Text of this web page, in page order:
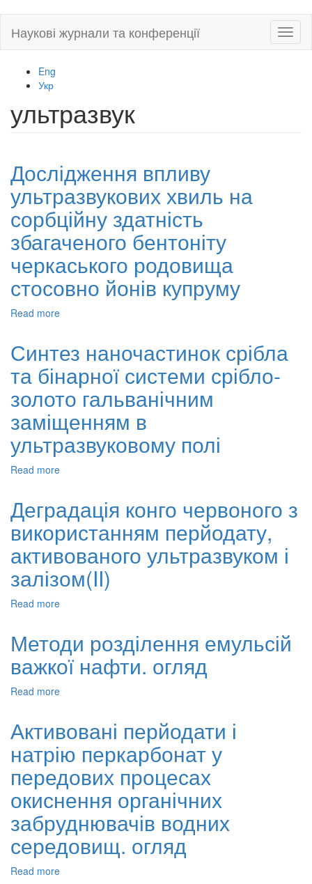
main
Наукові журнали та конференції
Eng
Укр
ультразвук
Дослідження впливу
ультразвукових хвиль на
сорбційну здатність
збагаченого бентоніту
черкаського родовища
стосовно йонів купруму
Read more
ультразвукових
на
сорбційну
здатність
збагаченого
бентоніту
черкаського
купруму
Синтез наночастинок срібла
та бінарної системи срібло-
золото гальванічним
заміщенням в
ультразвуковому полі
Read more
срібла
та
бінарної
системи
срібло-
золото
гальванічним
ультразвуковому
полі
Деградація конго червоного з
використанням перйодату,
активованого ультразвуком і
залізом(II)
Read more
червоного
з
використанням
і
залізом(II)
Методи розділення емульсій
важкої нафти. огляд
Read more
емульсій
нафти.
огляд
Активовані перйодати і
натрію перкарбонат у
передових процесах
окиснення органічних
забруднювачів водних
середовищ. огляд
Read more